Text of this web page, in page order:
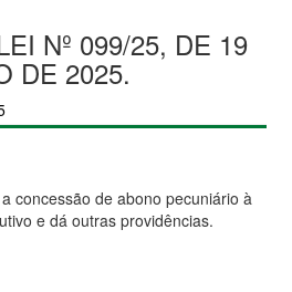
Nº 099/25, DE 19
DE 2025.
concessão de abono pecuniário à
e dá outras providências.